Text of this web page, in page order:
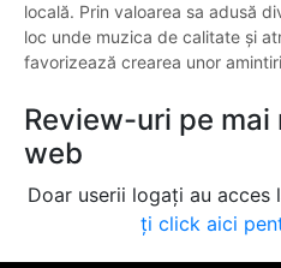
locală. Prin valoarea sa adusă
loc unde muzica de calitate și
favorizează crearea unor
Review-uri pe
web
Doar userii logați au acces
ți click aici